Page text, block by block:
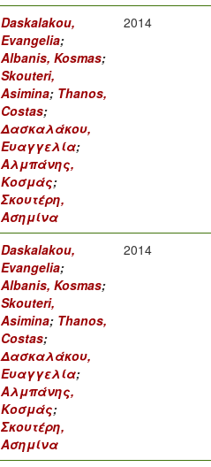
Daskalakou,
Evangelia;
Albanis, Kosmas;
Skouteri,
Asimina; Thanos,
Costas;
Δασκαλάκου,
Ευαγγελία;
Αλμπάνης,
Κοσμάς;
Σκουτέρη,
Ασημίνα
2014
Daskalakou,
Evangelia;
Albanis, Kosmas;
Skouteri,
Asimina; Thanos,
Costas;
Δασκαλάκου,
Ευαγγελία;
Αλμπάνης,
Κοσμάς;
Σκουτέρη,
Ασημίνα
2014